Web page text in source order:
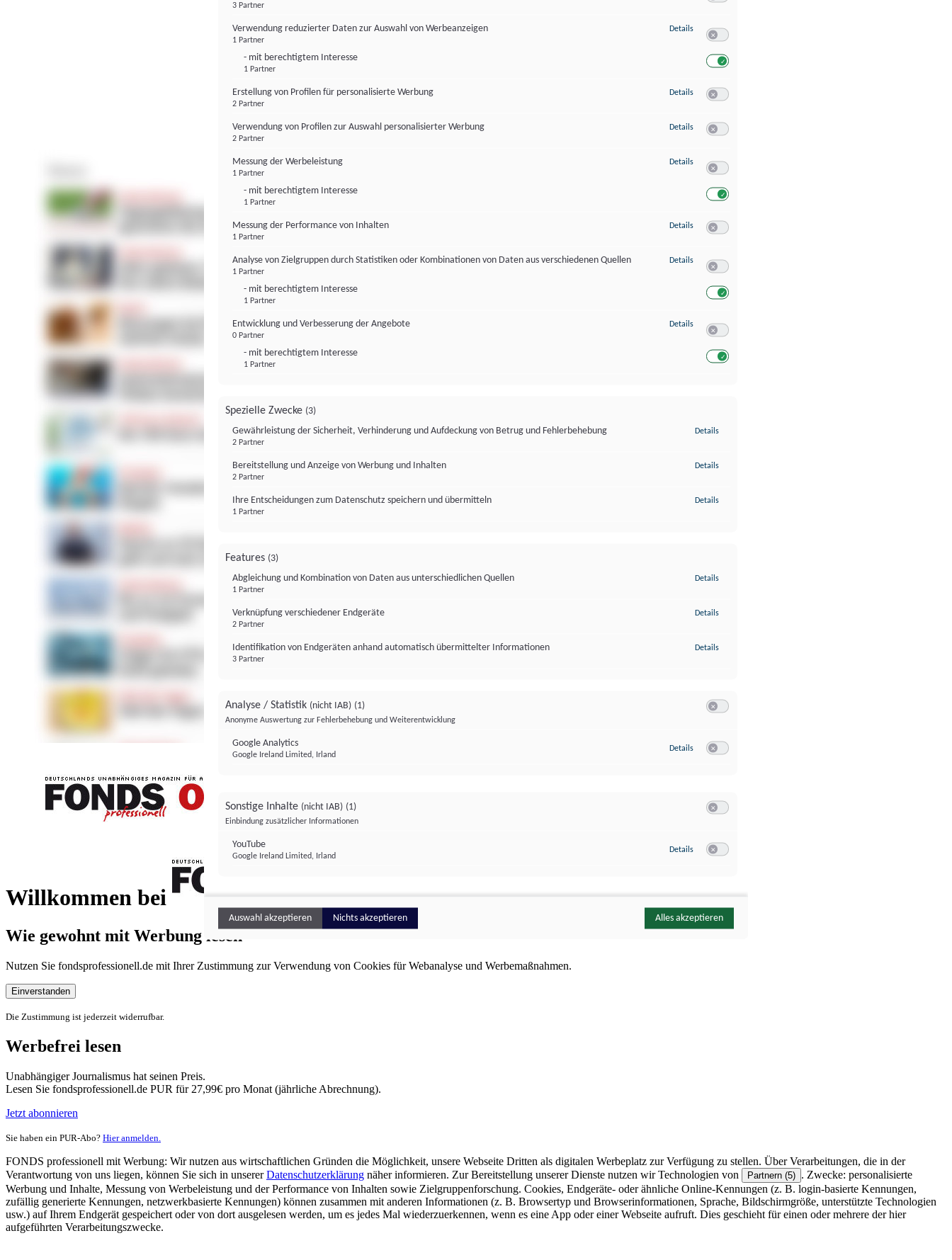
Willkommen bei
FONDS professionell
Wie gewohnt mit Werbung lesen
Nutzen Sie fondsprofessionell.de mit Ihrer Zustimmung zur Verwendung von Cookies für Webanalyse und Werbemaßnahmen.
Einverstanden
Die Zustimmung ist jederzeit widerrufbar.
Werbefrei lesen
Unabhängiger Journalismus hat seinen Preis.
Lesen Sie fondsprofessionell.de PUR für 27,99€ pro Monat (jährliche Abrechnung).
Jetzt abonnieren
Sie haben ein PUR-Abo? Hier anmelden.
FONDS professionell mit Werbung: Wir nutzen aus wirtschaftlichen Gründen die Möglichkeit, unsere Webseite Dritten als digitalen Werbeplatz zur Verfügung zu stellen. Über Verarbeitungen, die in der
Verantwortung von uns liegen, können Sie sich in unsererDatenschutzerklärung näher informieren. Zur Bereitstellung unserer Dienste nutzen wir Technologien von Partnern (5) . Zwecke: personalisierte
Werbung und Inhalte, Messung von Werbeleistung und der Performance von Inhalten sowie Zielgruppenforschung. Cookies, Endgeräte- oder ähnliche Online-Kennungen (z. B. login-basierte Kennungen,
zufällig generierte Kennungen, netzwerkbasierte Kennungen) können zusammen mit anderen Informationen (z. B. Browsertyp und Browserinformationen, Sprache, Bildschirmgröße, unterstützte Technologien
usw.) auf Ihrem Endgerät gespeichert oder von dort ausgelesen werden, um es jedes Mal wiederzuerkennen, wenn es eine App oder einer Webseite aufruft. Dies geschieht für einen oder mehrere der hier
aufgeführten Verarbeitungszwecke.
3 Partner
Verwendung reduzierter Daten zur Auswahl von Werbeanzeigen
1 Partner
- mit berechtigtem Interesse
1 Partner
Details zu Verwendung reduzierter Daten zur Auswahl von Werbeanzeigen
Erstellung von Profilen für personalisierte Werbung
2 Partner
Details zu Erstellung von Profilen für personalisierte Werbung
Verwendung von Profilen zur Auswahl personalisierter Werbung
2 Partner
Details zu Verwendung von Profilen zur Auswahl personalisierter Werbung
Messung der Werbeleistung
1 Partner
- mit berechtigtem Interesse
1 Partner
Details zu Messung der Werbeleistung
Messung der Performance von Inhalten
1 Partner
Details zu Messung der Performance von Inhalten
Analyse von Zielgruppen durch Statistiken oder Kombinationen von Daten aus verschiedenen Quellen
1 Partner
- mit berechtigtem Interesse
1 Partner
Details zu Analyse von Zielgruppen durch Statistiken oder Kombinationen von
Entwicklung und Verbesserung der Angebote
0 Partner
- mit berechtigtem Interesse
1 Partner
Details zu Entwicklung und Verbesserung der Angebote
Spezielle Zwecke (3)
Gewährleistung der Sicherheit, Verhinderung und Aufdeckung von Betrug und Fehlerbehebung
2 Partner
Details
Bereitstellung und Anzeige von Werbung und Inhalten
2 Partner
Details
Ihre Entscheidungen zum Datenschutz speichern und übermitteln
1 Partner
Details
Features (3)
Abgleichung und Kombination von Daten aus unterschiedlichen Quellen
1 Partner
Details
Verknüpfung verschiedener Endgeräte
2 Partner
Details
Identifikation von Endgeräten anhand automatisch übermittelter Informationen
3 Partner
Details
Analyse / Statistik (nicht IAB) (1)
Anonyme Auswertung zur Fehlerbehebung und Weiterentwicklung
Google Analytics
Google Ireland Limited, Irland
Details zu Google Analytics
Sonstige Inhalte (nicht IAB) (1)
Einbindung zusätzlicher Informationen
YouTube
Google Ireland Limited, Irland
Details zu YouTube
Auswahl akzeptieren Nichts akzeptieren Alles akzeptieren